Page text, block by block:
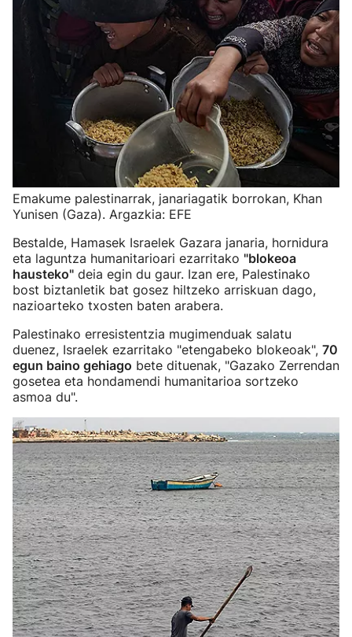
Emakume palestinarrak, janariagatik borrokan, Khan
Yunisen (Gaza). Argazkia: EFE
Bestalde, Hamasek Israelek Gazara janaria, hornidura
eta laguntza humanitarioari ezarritako "blokeoa
hausteko" deia egin du gaur. Izan ere, Palestinako
bost biztanletik bat gosez hiltzeko arriskuan dago,
nazioarteko txosten baten arabera.
Palestinako erresistentzia mugimenduak salatu
duenez, Israelek ezarritako "etengabeko blokeoak", 70
egun baino gehiago bete dituenak, "Gazako Zerrendan
gosetea eta hondamendi humanitarioa sortzeko
asmoa du".